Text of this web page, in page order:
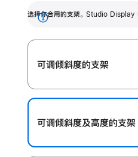
调节范围。
选择你合用的支架。 Studio Display
展
开
可调倾斜度的支架
可调倾斜度及高‍度的支‍架